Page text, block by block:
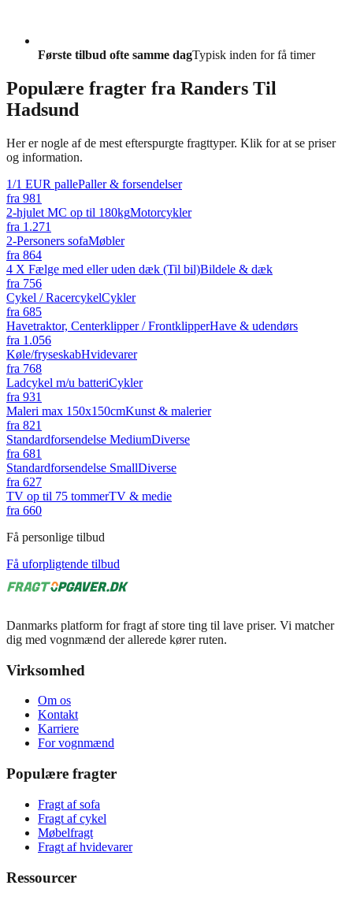
Første tilbud ofte samme dagTypisk inden for få timer
Populære fragter fra Randers Til
Hadsund
Her er nogle af de mest efterspurgte fragttyper. Klik for at se priser
og information.
1/1 EUR pallePaller & forsendelser
fra 981
2-hjulet MC op til 180kgMotorcykler
fra 1.271
2-Personers sofaMøbler
fra 864
4 X Fælge med eller uden dæk (Til bil)Bildele & dæk
fra 756
Cykel / RacercykelCykler
fra 685
Havetraktor, Centerklipper / FrontklipperHave & udendørs
fra 1.056
Køle/fryseskabHvidevarer
fra 768
Ladcykel m/u batteriCykler
fra 931
Maleri max 150x150cmKunst & malerier
fra 821
Standardforsendelse MediumDiverse
fra 681
Standardforsendelse SmallDiverse
fra 627
TV op til 75 tommerTV & medie
fra 660
Få personlige tilbud
Få uforpligtende tilbud
Danmarks platform for fragt af store ting til lave priser. Vi matcher
dig med vognmænd der allerede kører ruten.
Virksomhed
Om os
Kontakt
Karriere
For vognmænd
Populære fragter
Fragt af sofa
Fragt af cykel
Møbelfragt
Fragt af hvidevarer
Ressourcer